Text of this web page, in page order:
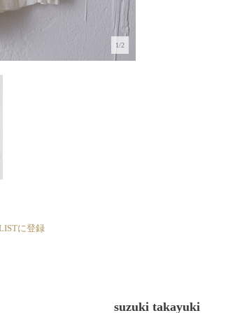
1/2
に登録
suzuki takayuki